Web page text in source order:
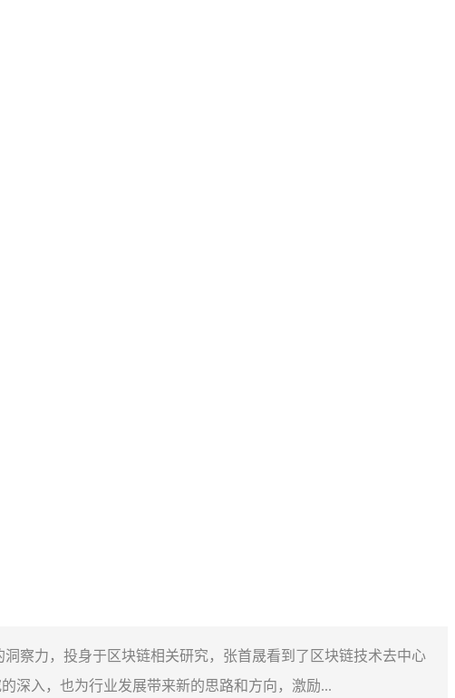
察力，投身于区块链相关研究，张首晟看到了区块链技术去中心
深入，也为行业发展带来新的思路和方向，激励...